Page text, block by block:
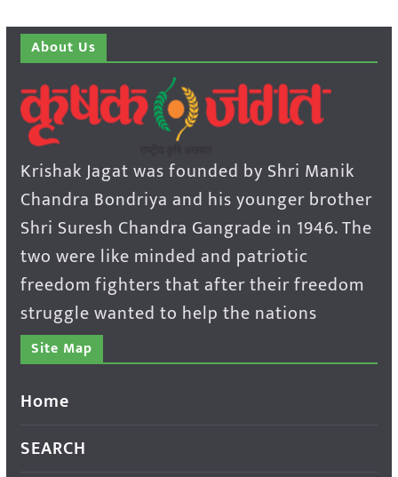
About Us
Krishak Jagat was founded by Shri Manik
Chandra Bondriya and his younger brother
Shri Suresh Chandra Gangrade in 1946. The
two were like minded and patriotic
freedom fighters that after their freedom
struggle wanted to help the nations
Site Map
Home
SEARCH